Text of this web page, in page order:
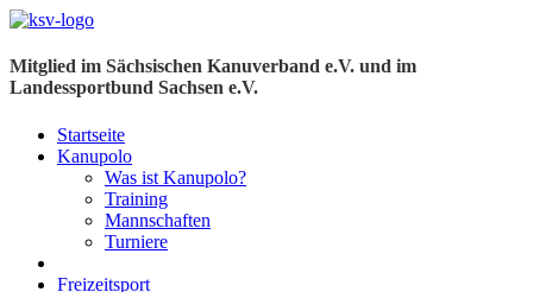
Mitglied im Sächsischen Kanuverband e.V. und im
Landessportbund Sachsen e.V.
Startseite
Kanupolo
Was ist Kanupolo?
Training
Mannschaften
Turniere
Freizeitsport